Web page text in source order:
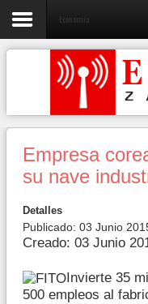
Economía
Empresa
su nave
Detalles
Publicado: 03 Junio
Creado: 03 Junio
Invierte 35
500 empleos al